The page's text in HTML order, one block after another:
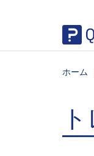
ホーム